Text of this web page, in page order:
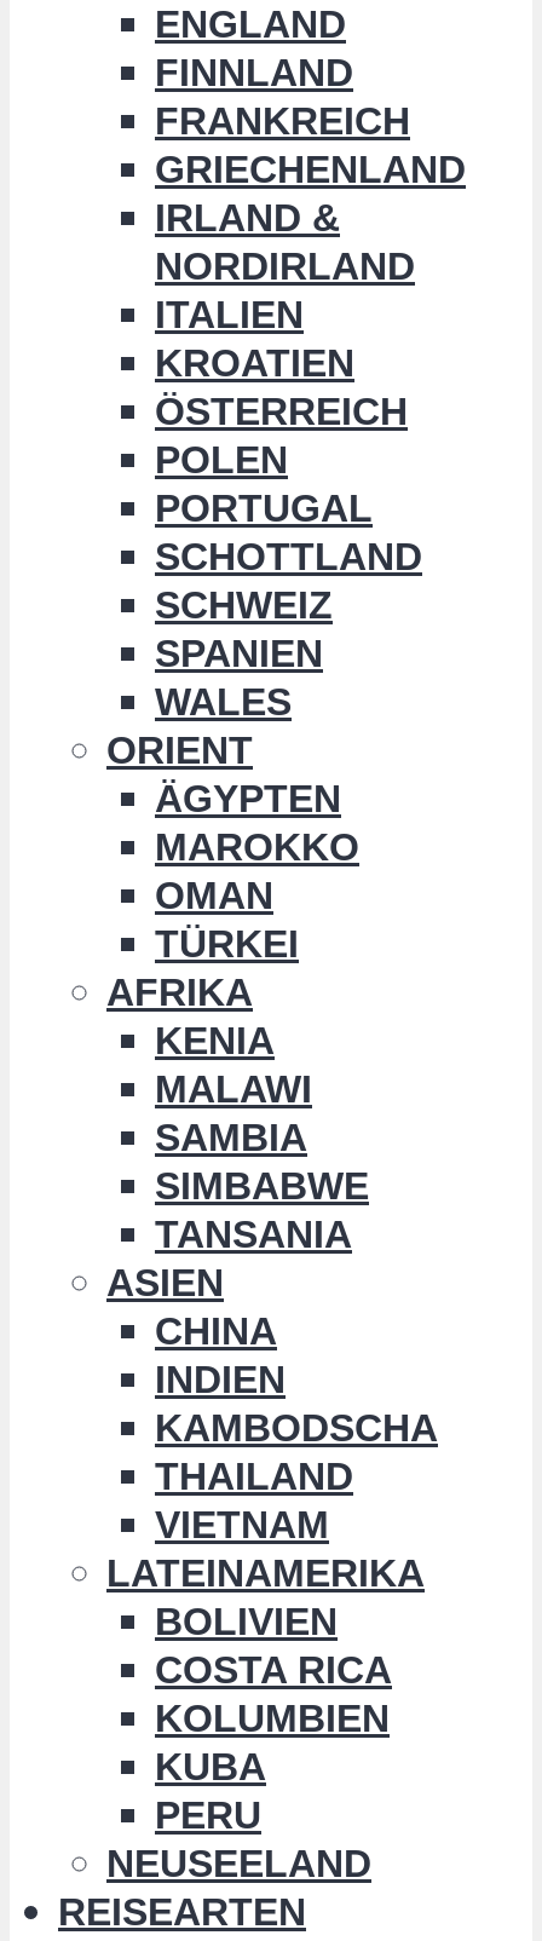
ENGLAND
FINNLAND
FRANKREICH
GRIECHENLAND
IRLAND &
NORDIRLAND
ITALIEN
KROATIEN
ÖSTERREICH
POLEN
PORTUGAL
SCHOTTLAND
SCHWEIZ
SPANIEN
WALES
ORIENT
ÄGYPTEN
MAROKKO
OMAN
TÜRKEI
AFRIKA
KENIA
MALAWI
SAMBIA
SIMBABWE
TANSANIA
ASIEN
CHINA
INDIEN
KAMBODSCHA
THAILAND
VIETNAM
LATEINAMERIKA
BOLIVIEN
COSTA RICA
KOLUMBIEN
KUBA
PERU
NEUSEELAND
REISEARTEN